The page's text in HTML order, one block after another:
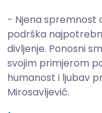
- Njena spremnost
podrška
divljenje. Ponosni
svojim primjerom
humanost i ljubav
Mirosavljević.